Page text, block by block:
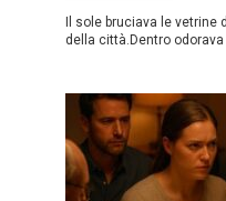
Il sole bruciava le vetrine
della città.Dentro odorava